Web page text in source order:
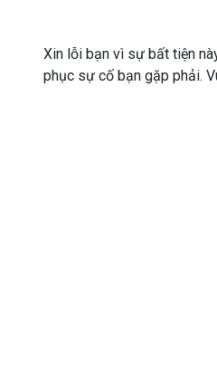
Xin lỗi bạn vì sự bất tiện
phục sự cố bạn gặp phải.